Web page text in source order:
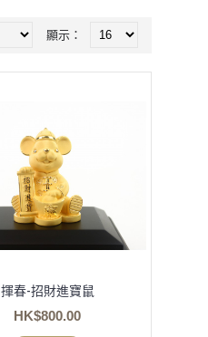
顯示：
揮春-招財進寶鼠
HK$800.00